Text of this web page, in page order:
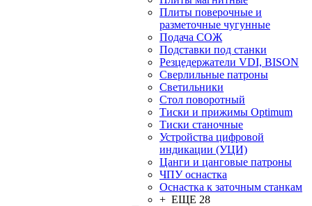
Плиты поверочные и
разметочные чугунные
Подача СОЖ
Подставки под станки
Резцедержатели VDI, BISON
Сверлильные патроны
Светильники
Стол поворотный
Тиски и прижимы Optimum
Тиски станочные
Устройства цифровой
индикации (УЦИ)
Цанги и цанговые патроны
ЧПУ оснастка
Оснастка к заточным станкам
+ ЕЩЕ 28